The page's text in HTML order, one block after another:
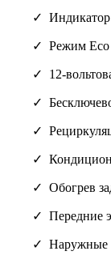
Режим Eco
12-
Обогрев
Передние
Наружные